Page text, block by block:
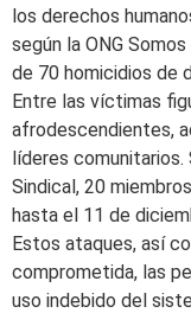
los derechos
según la ONG
de 70 homicidios de
Entre las víctimas
afrodescendientes,
líderes comunitarios.
Sindical, 20
hasta el 11 de
Estos ataques, así
comprometida, las
uso indebido del